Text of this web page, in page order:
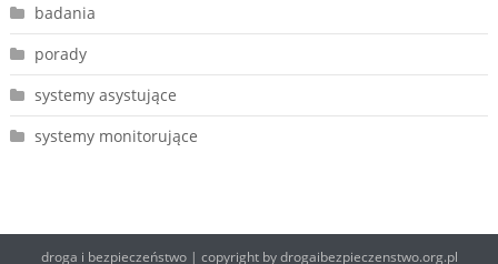
badania
porady
systemy asystujące
systemy monitorujące
droga i bezpieczeństwo | copyright by drogaibezpieczenstwo.org.pl